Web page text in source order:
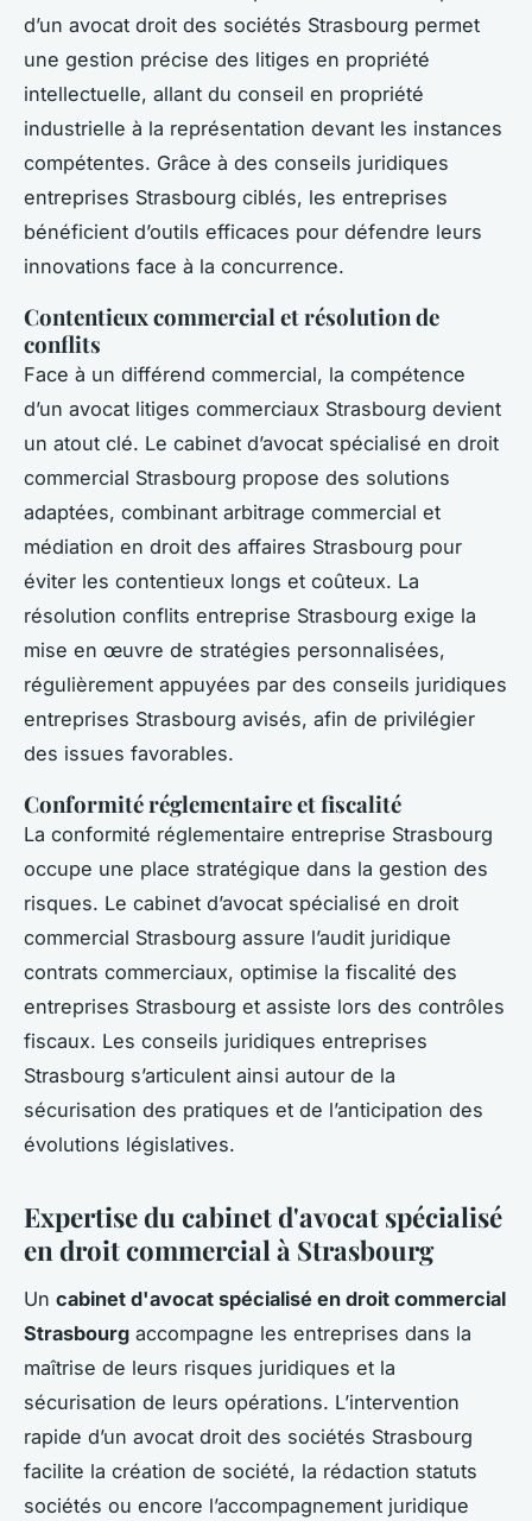
d’un avocat droit des sociétés Strasbourg permet
une gestion précise des litiges en propriété
intellectuelle, allant du conseil en propriété
industrielle à la représentation devant les instances
compétentes. Grâce à des conseils juridiques
entreprises Strasbourg ciblés, les entreprises
bénéficient d’outils efficaces pour défendre leurs
innovations face à la concurrence.
Contentieux commercial et résolution de
conflits
Face à un différend commercial, la compétence
d’un avocat litiges commerciaux Strasbourg devient
un atout clé. Le cabinet d’avocat spécialisé en droit
commercial Strasbourg propose des solutions
adaptées, combinant arbitrage commercial et
médiation en droit des affaires Strasbourg pour
éviter les contentieux longs et coûteux. La
résolution conflits entreprise Strasbourg exige la
mise en œuvre de stratégies personnalisées,
régulièrement appuyées par des conseils juridiques
entreprises Strasbourg avisés, afin de privilégier
des issues favorables.
Conformité réglementaire et fiscalité
La conformité réglementaire entreprise Strasbourg
occupe une place stratégique dans la gestion des
risques. Le cabinet d’avocat spécialisé en droit
commercial Strasbourg assure l’audit juridique
contrats commerciaux, optimise la fiscalité des
entreprises Strasbourg et assiste lors des contrôles
fiscaux. Les conseils juridiques entreprises
Strasbourg s’articulent ainsi autour de la
sécurisation des pratiques et de l’anticipation des
évolutions législatives.
Expertise du cabinet d'avocat spécialisé
en droit commercial à Strasbourg
Un cabinet d'avocat spécialisé en droit commercial
Strasbourg accompagne les entreprises dans la
maîtrise de leurs risques juridiques et la
sécurisation de leurs opérations. L’intervention
rapide d’un avocat droit des sociétés Strasbourg
facilite la création de société, la rédaction statuts
sociétés ou encore l’accompagnement juridique